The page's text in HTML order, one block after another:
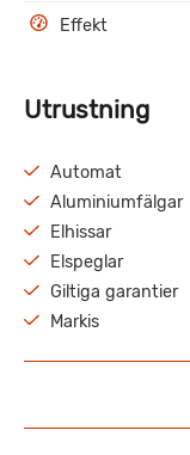
Effekt
Utrustning
Automat
Aluminiumfälgar
Elhissar
Elspeglar
Giltiga garantier
Markis